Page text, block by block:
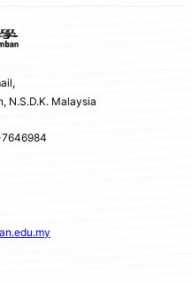
N.S.D.K. Malaysia